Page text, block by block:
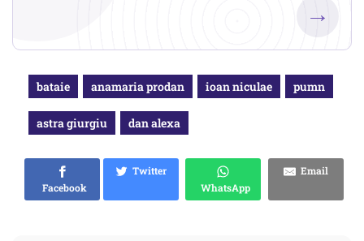
→
bataie anamaria prodan ioan niculae pumn
astra giurgiu dan alexa
Facebook
Twitter
WhatsApp
Email